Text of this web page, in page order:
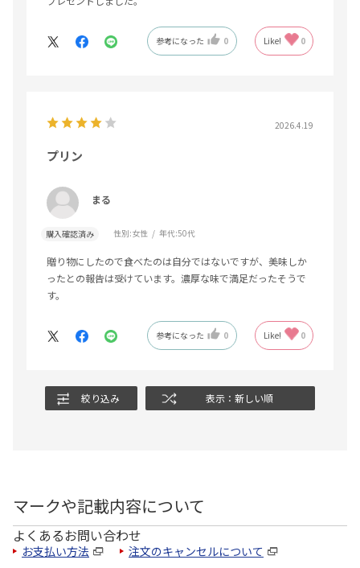
参考になった 0 Like! 0
2026.4.19
プリン
まる
購入確認済み 性別:女性 年代:50代
贈り物にしたので食べたのは自分ではないですが、美味しか
ったとの報告は受けています。濃厚な味で満足だったそうで
す。
参考になった 0 Like! 0
絞り込み 表示：新しい順
マークや記載内容について
よくあるお問い合わせ
お支払い方法 注文のキャンセルについて